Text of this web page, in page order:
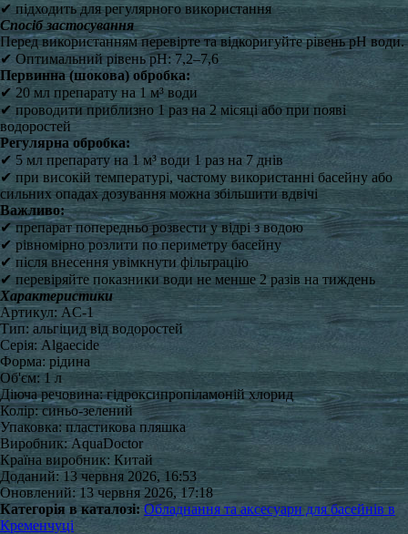
✔ підходить для регулярного використання
Спосіб застосування
Перед використанням перевірте та відкоригуйте рівень pH води.
✔ Оптимальний рівень pH: 7,2–7,6
Первинна (шокова) обробка:
✔ 20 мл препарату на 1 м³ води
✔ проводити приблизно 1 раз на 2 місяці або при появі
водоростей
Регулярна обробка:
✔ 5 мл препарату на 1 м³ води 1 раз на 7 днів
✔ при високій температурі, частому використанні басейну або
сильних опадах дозування можна збільшити вдвічі
Важливо:
✔ препарат попередньо розвести у відрі з водою
✔ рівномірно розлити по периметру басейну
✔ після внесення увімкнути фільтрацію
✔ перевіряйте показники води не менше 2 разів на тиждень
Характеристики
Артикул: AC-1
Тип: альгіцид від водоростей
Серія: Algaecide
Форма: рідина
Об'єм: 1 л
Діюча речовина: гідроксипропіламоній хлорид
Колір: синьо-зелений
Упаковка: пластикова пляшка
Виробник: AquaDoctor
Країна виробник: Китай
Доданий: 13 червня 2026, 16:53
Оновлений: 13 червня 2026, 17:18
Категорія в каталозі: Обладнання та аксесуари для басейнів в
Кременчуці